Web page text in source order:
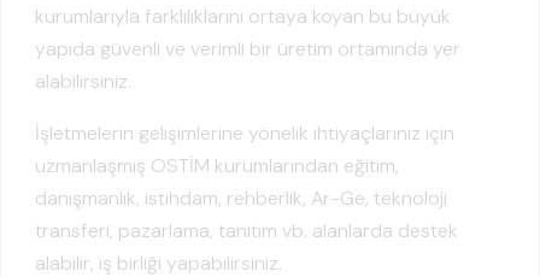
kurumlarıyla farklılıklarını ortaya koyan bu büyük
yapıda güvenli ve verimli bir üretim ortamında yer
alabilirsiniz.
İşletmelerin gelişimlerine yönelik ihtiyaçlarınız için
uzmanlaşmış OSTİM kurumlarından eğitim,
danışmanlık, istihdam, rehberlik, Ar-Ge, teknoloji
transferi, pazarlama, tanıtım vb. alanlarda destek
alabilir, iş birliği yapabilirsiniz.